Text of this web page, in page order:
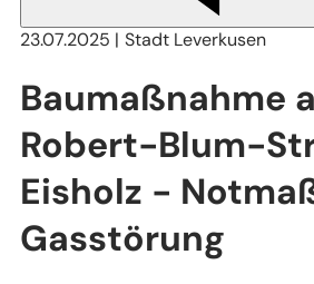
23.07.2025 Stadt Leverkusen
Baumaßnahme
Robert-Blum-
Eisholz -
Gasstörung